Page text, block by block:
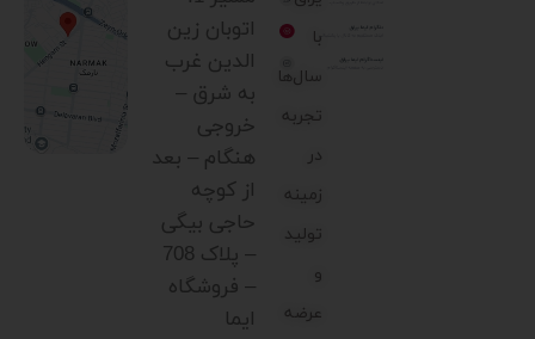
با
سال‌ها
تجربه
در
زمینه
تولید
و
عرضه
اتوبان زین
الدین غرب
به شرق –
خروجی
هنگام – بعد
از کوچه
حاجی بیگی
– پلاک 708
– فروشگاه
ایما